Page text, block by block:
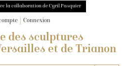
la collaboration de Cyril Pasquier
Connexion
des sculptures
et de Trianon